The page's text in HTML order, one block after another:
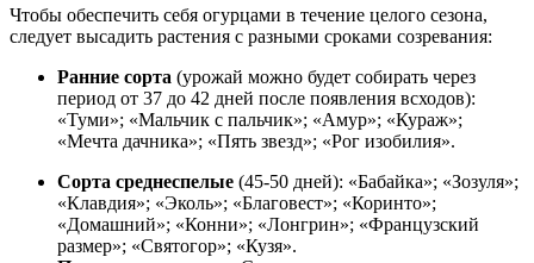
Чтобы обеспечить себя огурцами в течение целого сезона,
следует высадить растения с разными сроками созревания:
Ранние сорта (урожай можно будет собирать через
период от 37 до 42 дней после появления всходов):
«Туми»; «Мальчик с пальчик»; «Амур»; «Кураж»;
«Мечта дачника»; «Пять звезд»; «Рог изобилия».
Сорта среднеспелые (45-50 дней): «Бабайка»; «Зозуля»;
«Клавдия»; «Эколь»; «Благовест»; «Коринто»;
«Домашний»; «Конни»; «Лонгрин»; «Французский
размер»; «Святогор»; «Кузя».